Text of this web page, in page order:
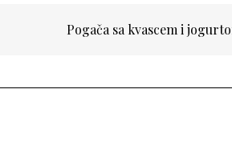
Pogača sa kvascem i